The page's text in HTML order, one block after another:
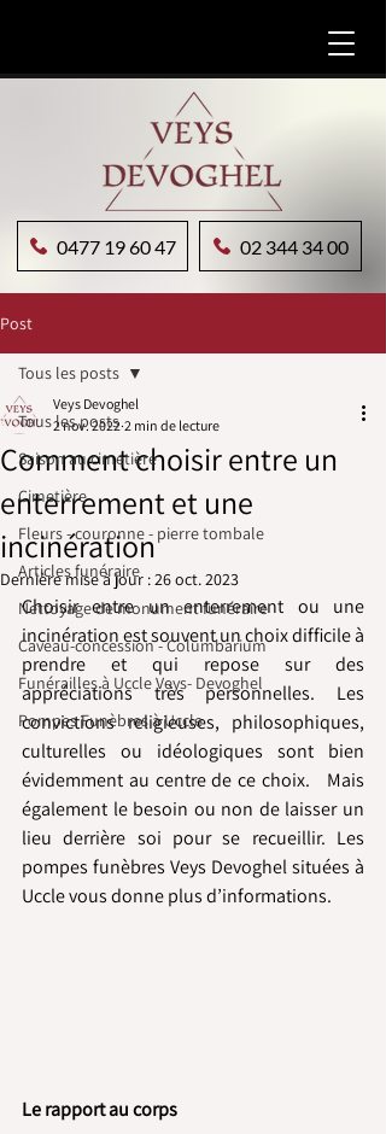
0477 19 60 47 02 344 34 00
Post
Tous les posts
Saison au cimetière
Cimetière
Fleurs - couronne - pierre tombale
Articles funéraire
Nettoyage de monument funéraire
Caveau-concession - Columbarium
Funérailles à Uccle Veys- Devoghel
Pompes Funèbres à Uccle
Tous les posts
Comment choisir entre un
enterrement et une
incinération
Veys Devoghel
2 nov. 2022 2 min de lecture
Dernière mise à jour :26 oct. 2023
Choisir entre un enterrement ou une
incinération est souvent un choix difficile à
prendre et qui repose sur des
appréciations très personnelles. Les
convictions religieuses, philosophiques,
culturelles ou idéologiques sont bien
évidemment au centre de ce choix.   Mais
également le besoin ou non de laisser un
lieu derrière soi pour se recueillir. Les
pompes funèbres Veys Devoghel situées à
Uccle vous donne plus d’informations.
Le rapport au corps